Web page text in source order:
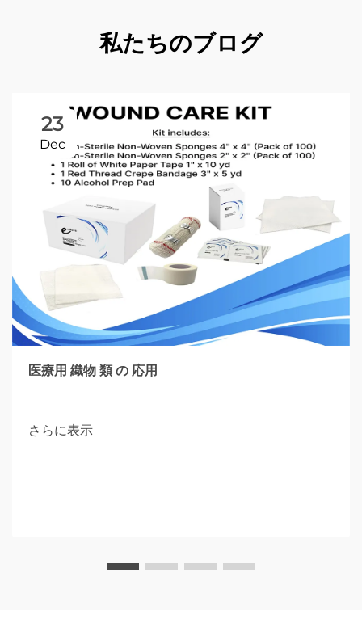
私たちのブログ
23
Dec
医療用 織物 類 の 応用
さらに表示